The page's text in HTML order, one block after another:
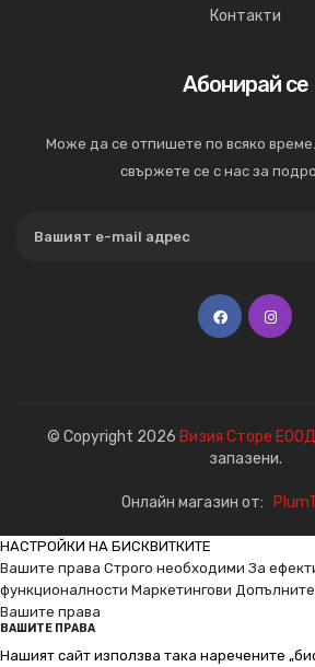
Контакти
Абонирай се
Може да се отпишете по всяко
свържете се с нас за
© Copyright 2026 Визия Сторе ЕООД
запазени.
Онлайн магазин от:
НАСТРОЙКИ НА БИСКВИТКИТЕ
Вашите права Строго необходими За
функционалности Маркетингови
Вашите права
ВАШИТЕ ПРАВА
Нашият сайт използва така наречените